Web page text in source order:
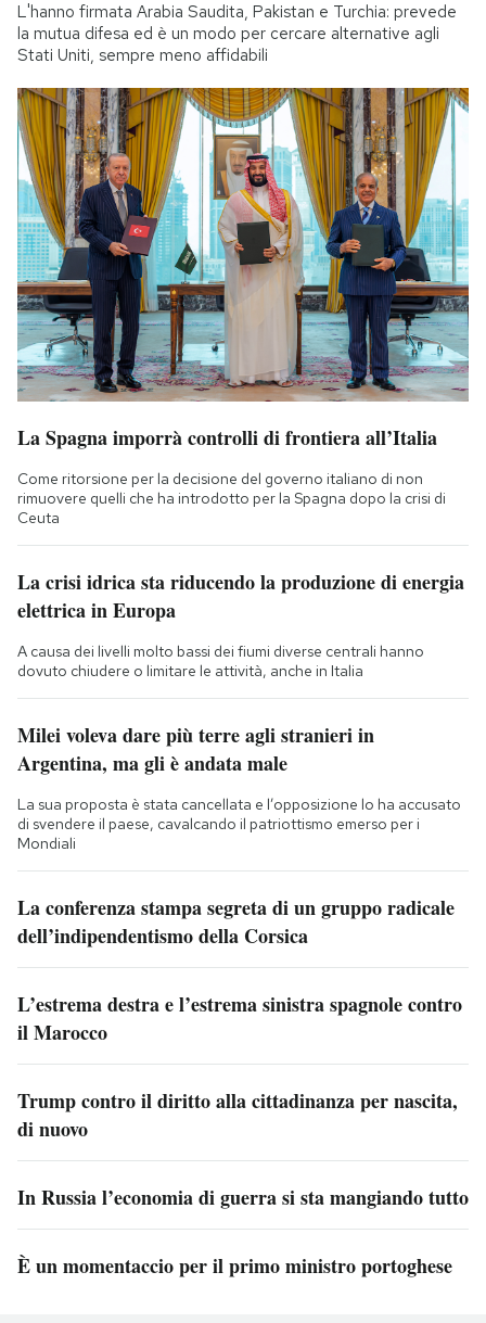
L'hanno firmata Arabia Saudita, Pakistan e Turchia: prevede
la mutua difesa ed è un modo per cercare alternative agli
Stati Uniti, sempre meno affidabili
La Spagna imporrà controlli di frontiera all’Italia
Come ritorsione per la decisione del governo italiano di non
rimuovere quelli che ha introdotto per la Spagna dopo la crisi di
Ceuta
La crisi idrica sta riducendo la produzione di energia
elettrica in Europa
A causa dei livelli molto bassi dei fiumi diverse centrali hanno
dovuto chiudere o limitare le attività, anche in Italia
Milei voleva dare più terre agli stranieri in
Argentina, ma gli è andata male
La sua proposta è stata cancellata e l’opposizione lo ha accusato
di svendere il paese, cavalcando il patriottismo emerso per i
Mondiali
La conferenza stampa segreta di un gruppo radicale
dell’indipendentismo della Corsica
L’estrema destra e l’estrema sinistra spagnole contro
il Marocco
Trump contro il diritto alla cittadinanza per nascita,
di nuovo
In Russia l’economia di guerra si sta mangiando tutto
È un momentaccio per il primo ministro portoghese